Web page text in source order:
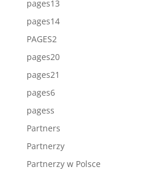
pages13
pages14
PAGES2
pages20
pages21
pages6
pagess
Partners
Partnerzy
Partnerzy w Polsce